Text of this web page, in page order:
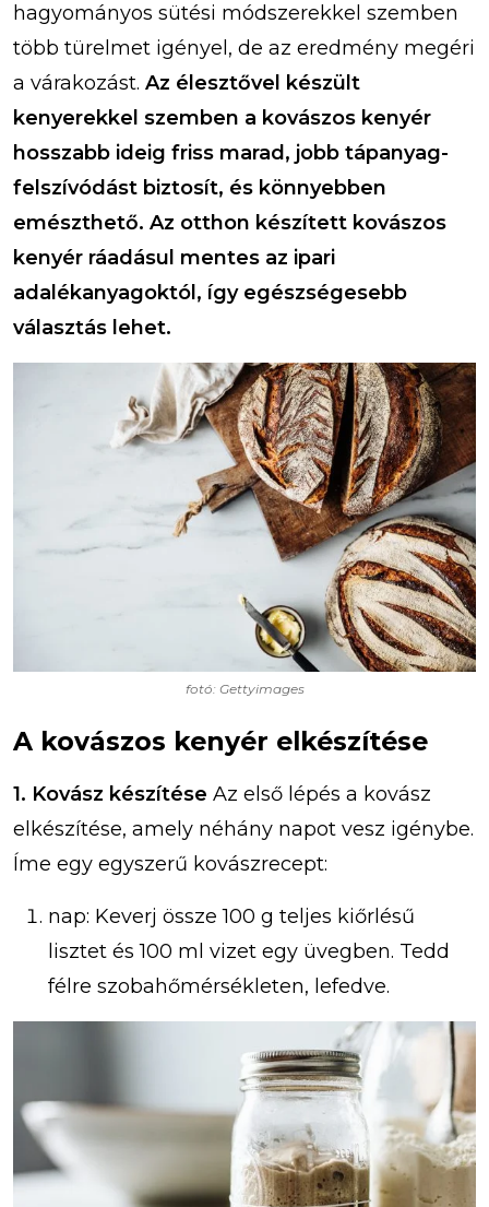
hagyományos sütési módszerekkel szemben
több türelmet igényel, de az eredmény megéri
a várakozást. Az élesztővel készült
kenyerekkel szemben a kovászos kenyér
hosszabb ideig friss marad, jobb tápanyag-
felszívódást biztosít, és könnyebben
emészthető. Az otthon készített kovászos
kenyér ráadásul mentes az ipari
adalékanyagoktól, így egészségesebb
választás lehet.
fotó: Gettyimages
A kovászos kenyér elkészítése
1. Kovász készítése Az első lépés a kovász
elkészítése, amely néhány napot vesz igénybe.
Íme egy egyszerű kovászrecept:
nap: Keverj össze 100 g teljes kiőrlésű
lisztet és 100 ml vizet egy üvegben. Tedd
félre szobahőmérsékleten, lefedve.